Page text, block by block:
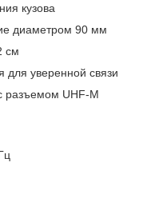
кузова
диаметром 90 мм
см
для уверенной связи
разъемом UHF-M